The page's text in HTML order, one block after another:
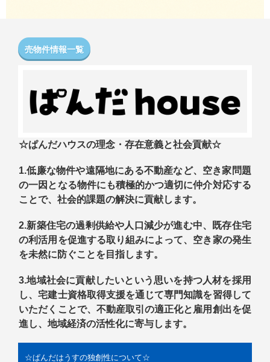
売物件情報一覧
☆ぱんだハウスの理念・存在意義と社会貢献☆
1.低廉な物件や遠隔地にある不動産など、空き家問題
の一因となる物件にも積極的かつ適切に仲介対応する
ことで、社会的課題の解決に貢献します。
2.新築住宅の過剰供給や人口減少が進む中、既存住宅
の利活用を促進する取り組みによって、空き家の発生
を未然に防ぐことを目指します。
3.地域社会に貢献したいという思いを持つ人材を採用
し、宅建士資格取得支援を通じて専門知識を習得して
いただくことで、不動産取引の適正化と雇用創出を促
進し、地域経済の活性化に寄与します。
☆ぱんだはうすの独創性について☆